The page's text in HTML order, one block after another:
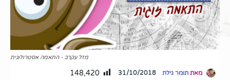
מזל עקרב - התאמה אסטרולוגית
מאת תומר גילת 31/10/2018
148,420